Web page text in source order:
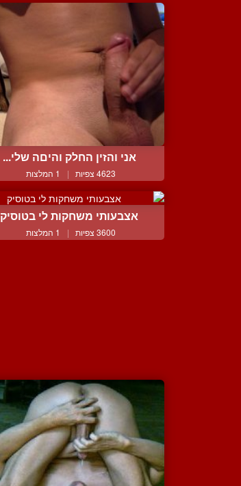
אני והזין החלק והיםה שלי...
4623 צפיות | 1 המלצות
אצבעותי משחקות לי בטוסיק
3600 צפיות | 1 המלצות